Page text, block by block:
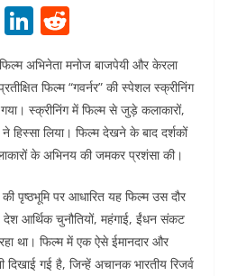
E
m
Li
n
k
e
dI
n
e
d
di
t
अभिनेता मनोज बाजपेयी और केरला
फिल्म “गवर्नर” की स्पेशल स्क्रीनिंग
स्क्रीनिंग में फिल्म से जुड़े कलाकारों,
ने हिस्सा लिया। फिल्म देखने के बाद दर्शकों
के अभिनय की जमकर प्रशंसा की।
पृष्ठभूमि पर आधारित यह फिल्म उस दौर
देश आर्थिक चुनौतियों, महंगाई, ईंधन संकट
था। फिल्म में एक ऐसे ईमानदार और
दिखाई गई है, जिन्हें अचानक भारतीय रिजर्व